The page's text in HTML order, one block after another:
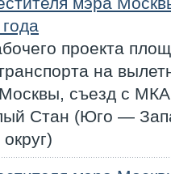
проекта
на
съезд с
Стан (Юго —